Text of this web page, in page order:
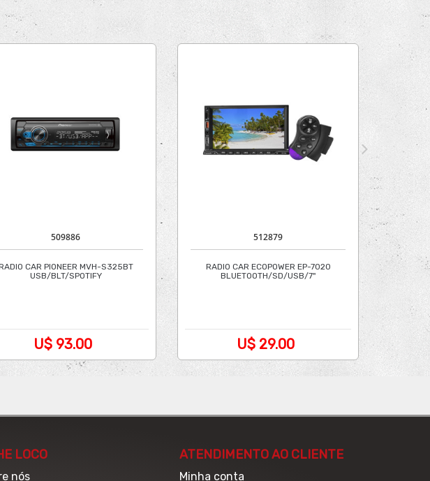
509886
CAR PIONEER MVH-S325BT
USB/BLT/SPOTIFY
U$ 93.00
512879
RADIO CAR ECOPOWER EP-7020
BLUETOOTH/SD/USB/7"
U$ 29.00
LOCO
nós
ATENDIMENTO AO CLIENTE
Minha conta